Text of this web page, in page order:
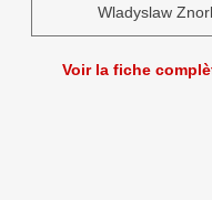
Wladyslaw
Voir la fiche